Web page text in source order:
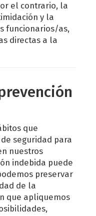
el contrario, la
y la
funcionarios/as,
directas a la
que
seguridad para
nuestros
indebida puede
preservar
de la
que apliquemos